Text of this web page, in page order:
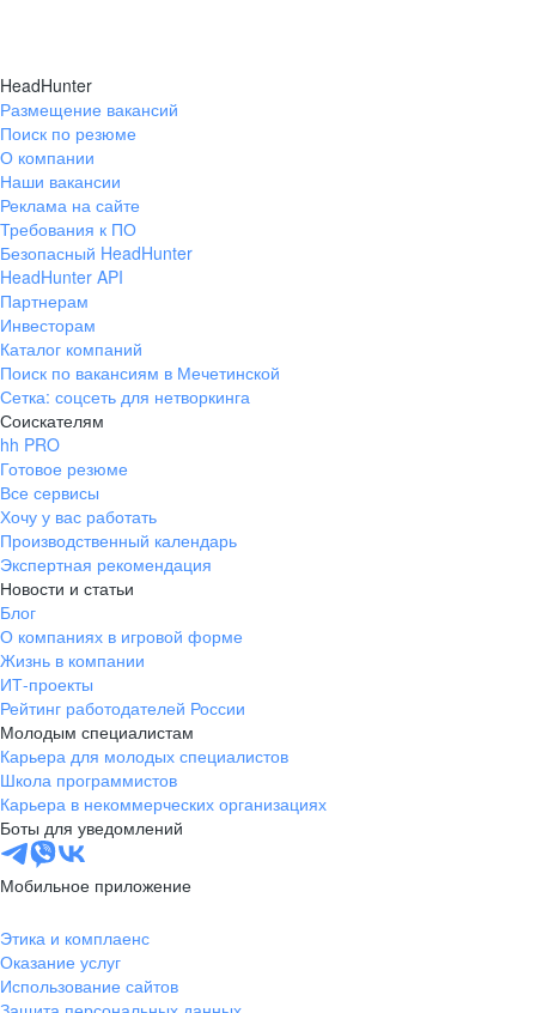
образование. Молодежь сегодня
задаёт тренды и меняет рынок
труда, и горжусь тем, что являюсь
HeadHunter
Размещение вакансий
Поиск по резюме
О компании
Наши вакансии
Реклама на сайте
Требования к ПО
Безопасный HeadHunter
HeadHunter API
Партнерам
Инвесторам
Каталог компаний
Поиск по вакансиям в Мечетинской
Сетка: соцсеть для нетворкинга
Соискателям
hh PRO
Готовое резюме
Все сервисы
Хочу у вас работать
Производственный календарь
Экспертная рекомендация
Новости и статьи
Блог
О компаниях в игровой форме
Жизнь в компании
ИТ-проекты
Рейтинг работодателей России
Молодым специалистам
Карьера для молодых специалистов
Школа программистов
Карьера в некоммерческих организациях
Боты для уведомлений
Мобильное приложение
Этика и комплаенс
Оказание услуг
Использование сайтов